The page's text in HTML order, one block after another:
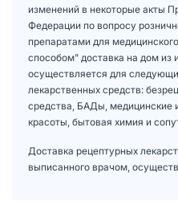
изменений в некоторые акты
Федерации по вопросу
препаратами для
способом" доставка на дом из
осуществляется для
лекарственных средств:
средства, БАДы, медицинские
красоты, бытовая химия и
Доставка рецептурных
выписанного врачом,